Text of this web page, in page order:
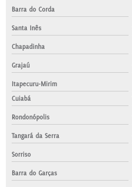
Barra do Corda
Santa Inês
Chapadinha
Grajaú
Itapecuru-Mirim
Cuiabá
Rondonópolis
Tangará da Serra
Sorriso
Barra do Garças